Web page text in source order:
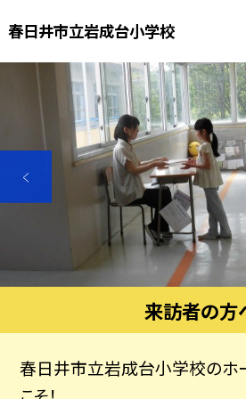
春日井市立岩成台小学校
来訪者の方
春日井市立岩成台小学校のホ